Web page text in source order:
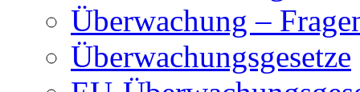
Überwachung –
Überwachungsgesetze